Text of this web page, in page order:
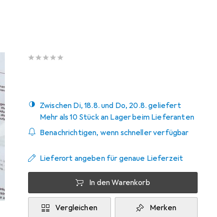
Zwischen Di, 18.8. und Do, 20.8. geliefert
Mehr als 10 Stück an Lager beim Lieferanten
Benachrichtigen, wenn schneller verfügbar
Lieferort angeben für genaue Lieferzeit
In den Warenkorb
Vergleichen Merken